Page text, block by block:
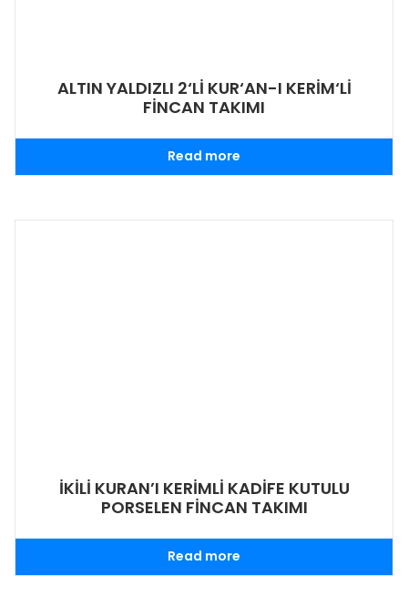
ALTIN YALDIZLI 2‘Lİ KUR‘AN-I KERİM‘Lİ
FİNCAN TAKIMI
Read more
İKİLİ KURAN’I KERİMLİ KADİFE KUTULU
PORSELEN FİNCAN TAKIMI
Read more